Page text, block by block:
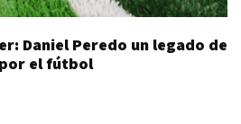
Daniel Peredo un legado de
el fútbol